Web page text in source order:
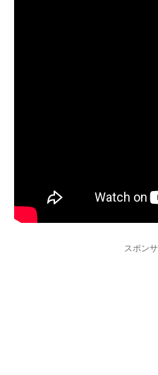
スポン